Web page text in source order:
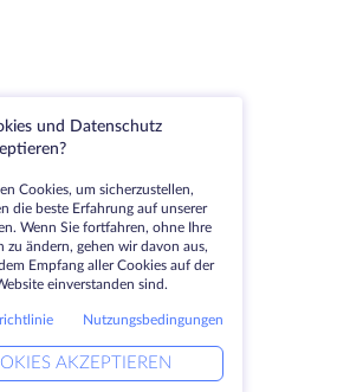
und Datenschutz
Cookies, um sicherzustellen,
die beste Erfahrung auf unserer
Wenn Sie fortfahren, ohne Ihre
zu ändern, gehen wir davon aus,
Empfang aller Cookies auf der
einverstanden sind.
Nutzungsbedingungen
AKZEPTIEREN